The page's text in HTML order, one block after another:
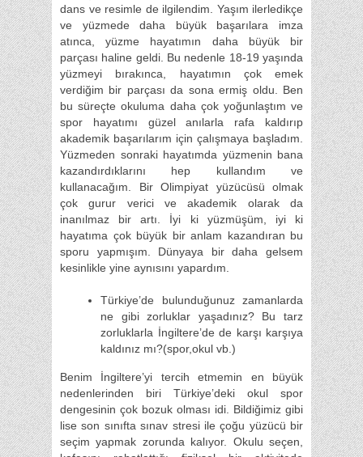
dans ve resimle de ilgilendim. Yaşım ilerledikçe
ve yüzmede daha büyük başarılara imza
atınca, yüzme hayatımın daha büyük bir
parçası haline geldi. Bu nedenle 18-19 yaşında
yüzmeyi bırakınca, hayatımın çok emek
verdiğim bir parçası da sona ermiş oldu. Ben
bu süreçte okuluma daha çok yoğunlaştım ve
spor hayatımı güzel anılarla rafa kaldırıp
akademik başarılarım için çalışmaya başladım.
Yüzmeden sonraki hayatımda yüzmenin bana
kazandırdıklarını hep kullandım ve
kullanacağım. Bir Olimpiyat yüzücüsü olmak
çok gurur verici ve akademik olarak da
inanılmaz bir artı. İyi ki yüzmüşüm, iyi ki
hayatıma çok büyük bir anlam kazandıran bu
sporu yapmışım. Dünyaya bir daha gelsem
kesinlikle yine aynısını yapardım.
Türkiye’de bulunduğunuz zamanlarda
ne gibi zorluklar yaşadınız? Bu tarz
zorluklarla İngiltere’de de karşı karşıya
kaldınız mı?(spor,okul vb.)
Benim İngiltere’yi tercih etmemin en büyük
nedenlerinden biri Türkiye’deki okul spor
dengesinin çok bozuk olması idi. Bildiğimiz gibi
lise son sınıfta sınav stresi ile çoğu yüzücü bir
seçim yapmak zorunda kalıyor. Okulu seçen,